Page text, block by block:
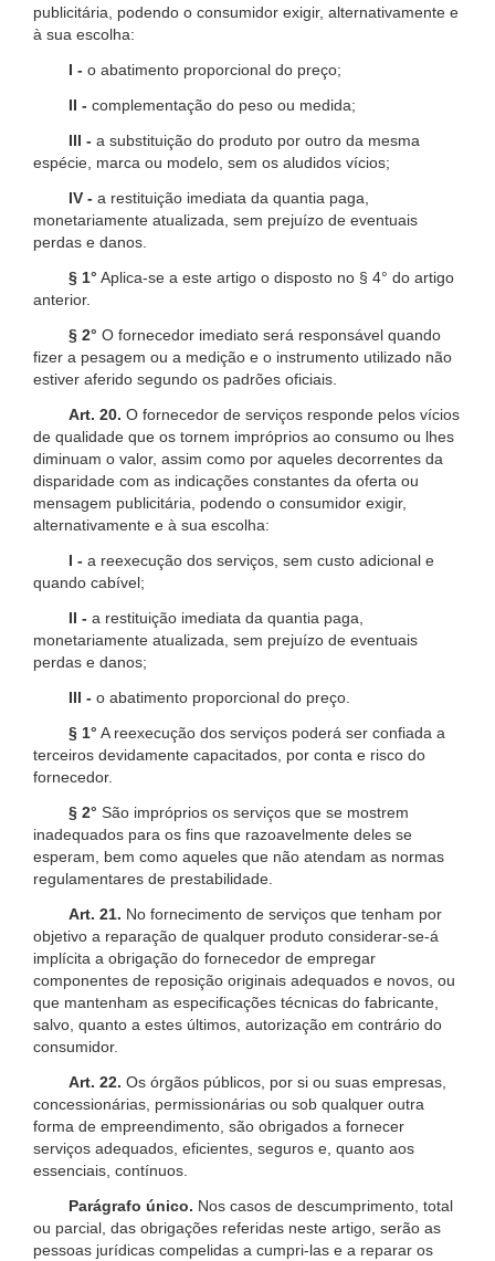
publicitária, podendo o consumidor exigir, alternativamente e
à sua escolha:
I - o abatimento proporcional do preço;
II - complementação do peso ou medida;
III - a substituição do produto por outro da mesma
espécie, marca ou modelo, sem os aludidos vícios;
IV - a restituição imediata da quantia paga,
monetariamente atualizada, sem prejuízo de eventuais
perdas e danos.
§ 1° Aplica-se a este artigo o disposto no § 4° do artigo
anterior.
§ 2° O fornecedor imediato será responsável quando
fizer a pesagem ou a medição e o instrumento utilizado não
estiver aferido segundo os padrões oficiais.
Art. 20. O fornecedor de serviços responde pelos vícios
de qualidade que os tornem impróprios ao consumo ou lhes
diminuam o valor, assim como por aqueles decorrentes da
disparidade com as indicações constantes da oferta ou
mensagem publicitária, podendo o consumidor exigir,
alternativamente e à sua escolha:
I - a reexecução dos serviços, sem custo adicional e
quando cabível;
II - a restituição imediata da quantia paga,
monetariamente atualizada, sem prejuízo de eventuais
perdas e danos;
III - o abatimento proporcional do preço.
§ 1° A reexecução dos serviços poderá ser confiada a
terceiros devidamente capacitados, por conta e risco do
fornecedor.
§ 2° São impróprios os serviços que se mostrem
inadequados para os fins que razoavelmente deles se
esperam, bem como aqueles que não atendam as normas
regulamentares de prestabilidade.
Art. 21. No fornecimento de serviços que tenham por
objetivo a reparação de qualquer produto considerar-se-á
implícita a obrigação do fornecedor de empregar
componentes de reposição originais adequados e novos, ou
que mantenham as especificações técnicas do fabricante,
salvo, quanto a estes últimos, autorização em contrário do
consumidor.
Art. 22. Os órgãos públicos, por si ou suas empresas,
concessionárias, permissionárias ou sob qualquer outra
forma de empreendimento, são obrigados a fornecer
serviços adequados, eficientes, seguros e, quanto aos
essenciais, contínuos.
Parágrafo único. Nos casos de descumprimento, total
ou parcial, das obrigações referidas neste artigo, serão as
pessoas jurídicas compelidas a cumpri-las e a reparar os